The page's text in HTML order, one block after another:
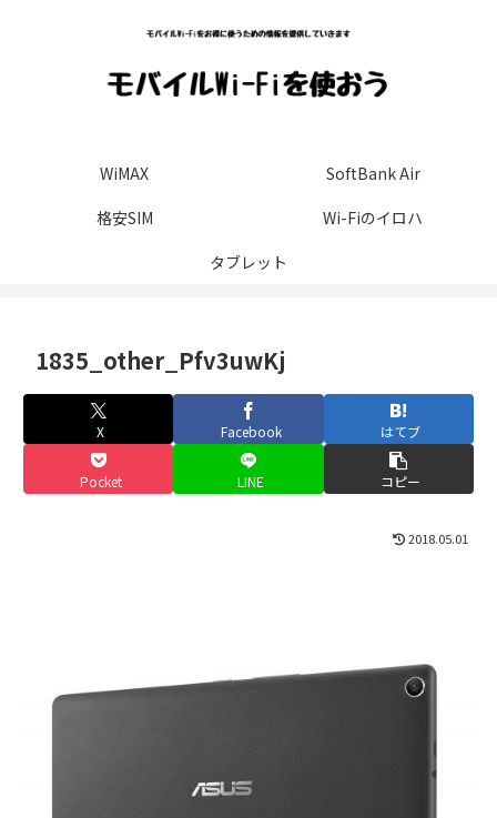
WiMAX
SoftBank Air
格安SIM
Wi-Fiのイロハ
タブレット
1835_other_Pfv3uwKj
X Facebook はてブ
Pocket LINE コピー
2018.05.01